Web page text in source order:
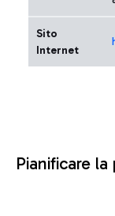
Sito
Internet
Pianificare